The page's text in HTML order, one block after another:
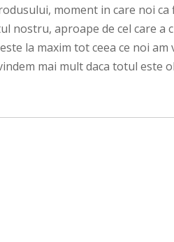
moment in care noi
nostru, aproape de cel care a
la maxim tot ceea ce noi
mai mult daca totul este